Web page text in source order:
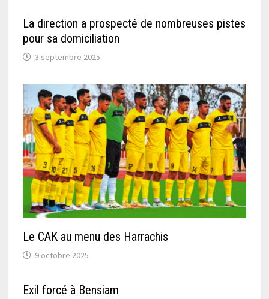
La direction a prospecté de nombreuses pistes
pour sa domiciliation
3 septembre 2025
Le CAK au menu des Harrachis
9 octobre 2025
Exil forcé à Bensiam